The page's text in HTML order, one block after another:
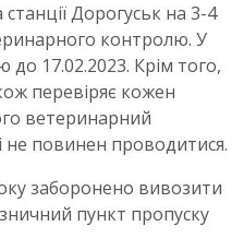
Дорогуськ на 3-4
контролю. У
до 17.02.2023. Крім того,
перевіряє кожен
ветеринарний
не повинен проводитися.
заборонено вивозити
пункт пропуску